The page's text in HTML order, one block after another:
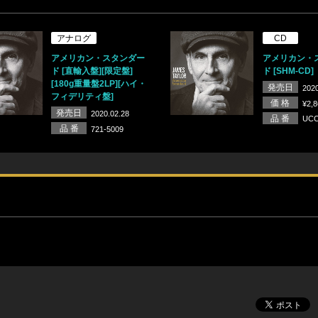
アナログ
アメリカン・スタンダー
ド [直輸入盤][限定盤]
[180g重量盤2LP][ハイ・
フィデリティ盤]
発売日
2020.02.28
品 番 721-5009
CD
アメリカン・
ド [SHM-CD]
発売日
価 格
品 番